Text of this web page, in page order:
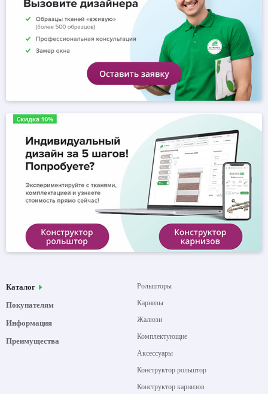
Каталог
Покупателям
Информация
Преимущества
Рольшторы
Карнизы
Жалюзи
Комплектующие
Аксессуары
Конструктор рольштор
Конструктор карнизов